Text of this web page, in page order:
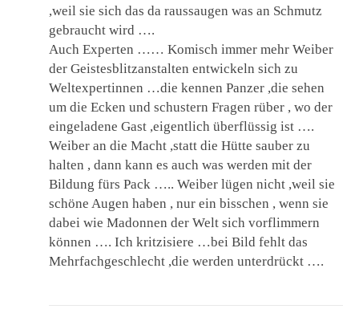
,weil sie sich das da raussaugen was an Schmutz
gebraucht wird ….
Auch Experten …… Komisch immer mehr Weiber
der Geistesblitzanstalten entwickeln sich zu
Weltexpertinnen …die kennen Panzer ,die sehen
um die Ecken und schustern Fragen rüber , wo der
eingeladene Gast ,eigentlich überflüssig ist ….
Weiber an die Macht ,statt die Hütte sauber zu
halten , dann kann es auch was werden mit der
Bildung fürs Pack ….. Weiber lügen nicht ,weil sie
schöne Augen haben , nur ein bisschen , wenn sie
dabei wie Madonnen der Welt sich vorflimmern
können …. Ich kritzisiere …bei Bild fehlt das
Mehrfachgeschlecht ,die werden unterdrückt ….